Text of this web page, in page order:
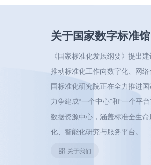
关于国家数字标准馆
《国家标准化发展纲要》提出
推动标准化工作向数字化、网
国标准化研究院正在全力推进国
力争建成“一个中心”和“一个平
数据资源中心，涵盖标准全生
化、智能化研究与服务平台。
关于我们